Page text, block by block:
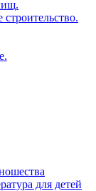
для детей